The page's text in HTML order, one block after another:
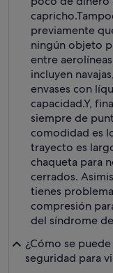
capricho.
previamente
ningún objeto
entre
incluyen
envases con
capacidad.Y,
siempre de
comodidad es
trayecto es
chaqueta para
cerrados.
tienes
compresión
del síndrome
¿Cómo se
seguridad para